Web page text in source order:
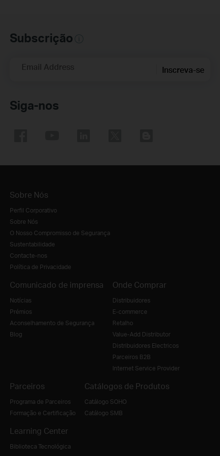
Subscrição
Email Address Inscreva-se
Siga-nos
Sobre Nós
Perfil Corporativo
Sobre Nós
O Nosso Compromisso de Segurança
Sustentabilidade
Contacte-nos
Política de Privacidade
Comunicado de imprensa
Notícias
Prémios
Aconselhamento de Segurança
Blog
Onde Comprar
Distribuidores
E-commerce
Retalho
Value-Add Distributor
Distribuidores Electricos
Parceiros B2B
Internet Service Provider
Parceiros
Programa de Parceiros
Formação e Certificação
Catálogos de Produtos
Catálogo SOHO
Catálogo SMB
Learning Center
Biblioteca Tecnológica